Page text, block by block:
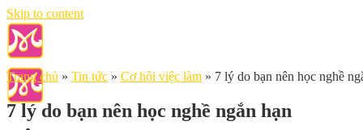
Skip to content
Trang chủ » Tin tức » Cơ hội việc làm » 7 lý do bạn nên học nghề
7 lý do bạn nên học nghề ngắn hạn